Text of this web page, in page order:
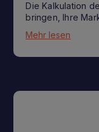
Die Kalkulation
bringen, Ihre
Mehr lesen